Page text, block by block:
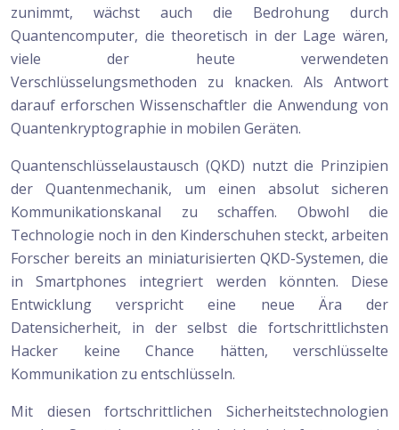
zunimmt, wächst auch die Bedrohung durch
Quantencomputer, die theoretisch in der Lage wären,
viele der heute verwendeten
Verschlüsselungsmethoden zu knacken. Als Antwort
darauf erforschen Wissenschaftler die Anwendung von
Quantenkryptographie in mobilen Geräten.
Quantenschlüsselaustausch (QKD) nutzt die Prinzipien
der Quantenmechanik, um einen absolut sicheren
Kommunikationskanal zu schaffen. Obwohl die
Technologie noch in den Kinderschuhen steckt, arbeiten
Forscher bereits an miniaturisierten QKD-Systemen, die
in Smartphones integriert werden könnten. Diese
Entwicklung verspricht eine neue Ära der
Datensicherheit, in der selbst die fortschrittlichsten
Hacker keine Chance hätten, verschlüsselte
Kommunikation zu entschlüsseln.
Mit diesen fortschrittlichen Sicherheitstechnologien